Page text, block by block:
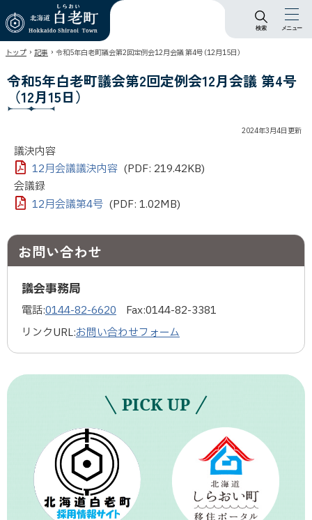
北海道 白老町
Hokkaido Shiraoi
Town
メニュー
検索
トップ › 記事 › 令和5年白老町議会第2回定例会12月会議 第4号（12月15日）
令和5年白老町議会第2回定例会12月会議 第4号
（12月15日）
2024年3月4日 更新
議決内容
12月会議議決内容 (PDF: 219.42KB)
会議録
12月会議第4号 (PDF: 1.02MB)
お問い合わせ
議会事務局
電話:0144-82-6620 Fax:0144-82-3381
リンクURL:お問い合わせフォーム
PICK UP